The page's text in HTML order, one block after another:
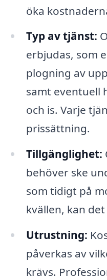
öka
Typ av tjänst:
erbjudas, som
plogning av
samt eventuell
och is. Varje
prissättning.
Tillgänglighet:
behöver ske
som tidigt på
kvällen, kan
Utrustning:
påverkas av
krävs.